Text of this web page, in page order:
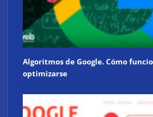
Algoritmos de Google. Cómo
optimizarse